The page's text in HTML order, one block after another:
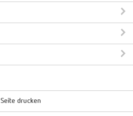
Seite drucken